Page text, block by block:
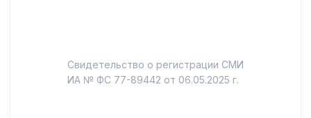
Свидетельство о регистрации СМИ
ИА № ФС 77-89442 от 06.05.2025 г.